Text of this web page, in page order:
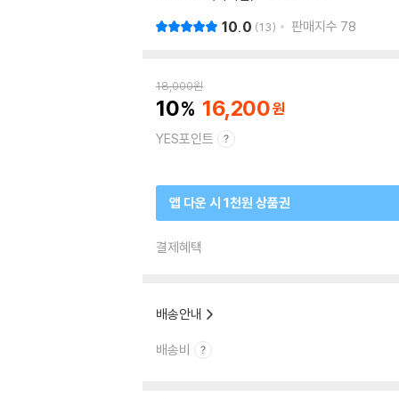
10.0 13 판매지수 78
18,000원
10 16,200
YES포인트
앱 다운 시 1천원 상품권
결제혜택
배송안내
배송비